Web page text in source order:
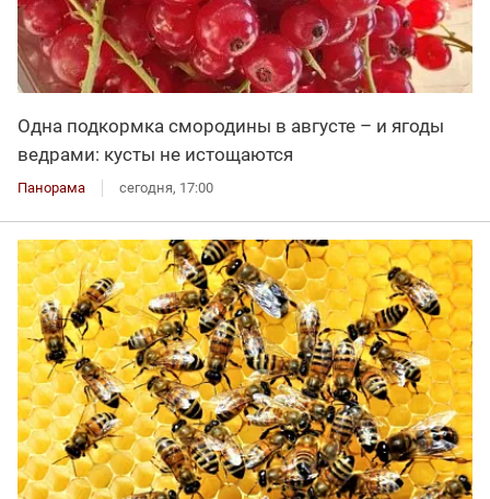
Одна подкормка смородины в августе – и ягоды
ведрами: кусты не истощаются
Панорама сегодня, 17:00